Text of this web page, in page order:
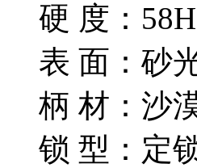
硬 度：
表 面：砂
柄 材：沙
锁 型：定